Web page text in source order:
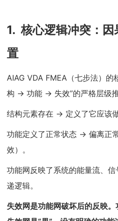
1.核心逻辑冲突：因
置
AIAG VDA FMEA（七步法）的
构 → 功能 → 失效”的严格层级推
结构元素存在 → 定义了它应该
功能定义了正常状态 → 偏离正
效）。
功能网反映了系统的能量流、
递逻辑。
失效网是功能网破坏后的反映。